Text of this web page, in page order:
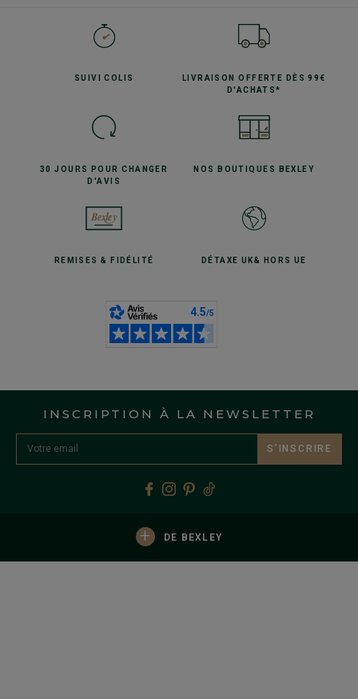
SUIVICOLIS LIVRAISON OFFERTE
DÈS 99€
D'ACHATS*
30 JOURS POURCHANGER
D'AVIS
NOS BOUTIQUES BEXLEY
REMISES& FIDÉLITÉ DÉTAXE UK& HORS UE
INSCRIPTION À LA NEWSLETTER
S’INSCRIRE
+ DE BEXLEY